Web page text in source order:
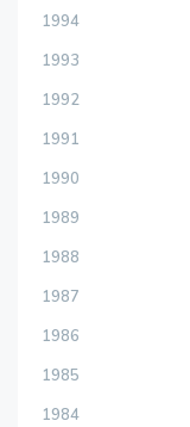
1994
1993
1992
1991
1990
1989
1988
1987
1986
1985
1984